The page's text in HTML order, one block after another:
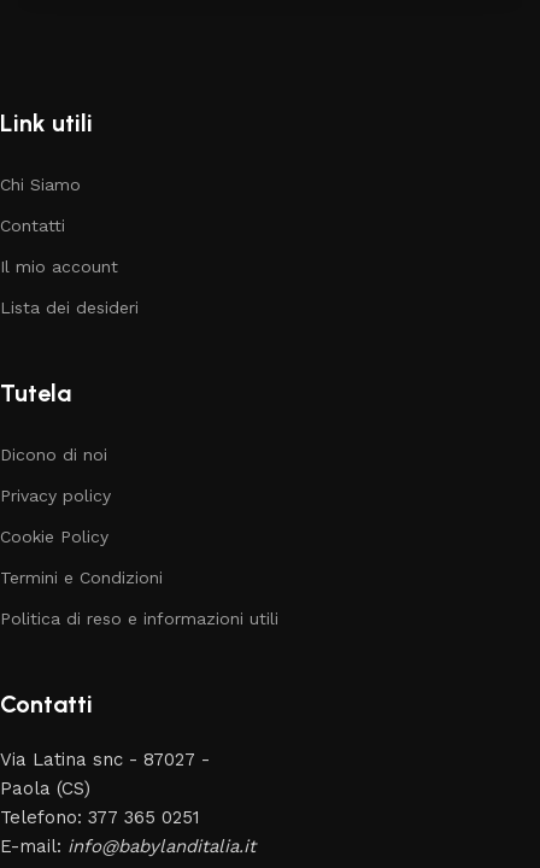
Link utili
Chi Siamo
Contatti
Il mio account
Lista dei desideri
Tutela
Dicono di noi
Privacy policy
Cookie Policy
Termini e Condizioni
Politica di reso e informazioni utili
Contatti
Via Latina snc - 87027 -
Paola (CS)
Telefono: 377 365 0251
E-mail: info@babylanditalia.it